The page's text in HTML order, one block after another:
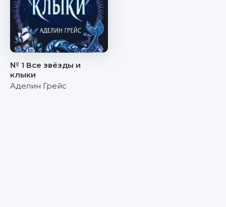
№ 1 Все звёзды и
клыки
Аделин Грейс